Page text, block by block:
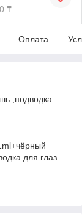
₸
Оплата
,подводка
для глаз